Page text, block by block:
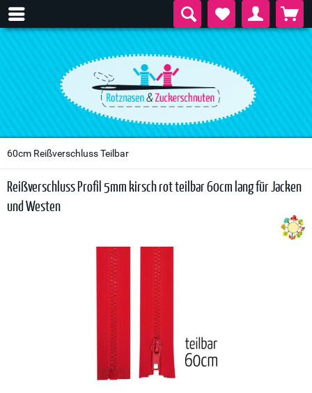
60cm Reißverschluss Teilbar
Reißverschluss Profil 5mm kirsch rot teilbar 60cm lang für Jacken
und Westen